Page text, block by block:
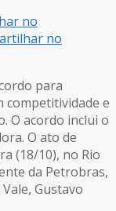
no
no
para
competitividade e
O acordo inclui o
O ato de
(18/10), no Rio
da Petrobras,
Gustavo